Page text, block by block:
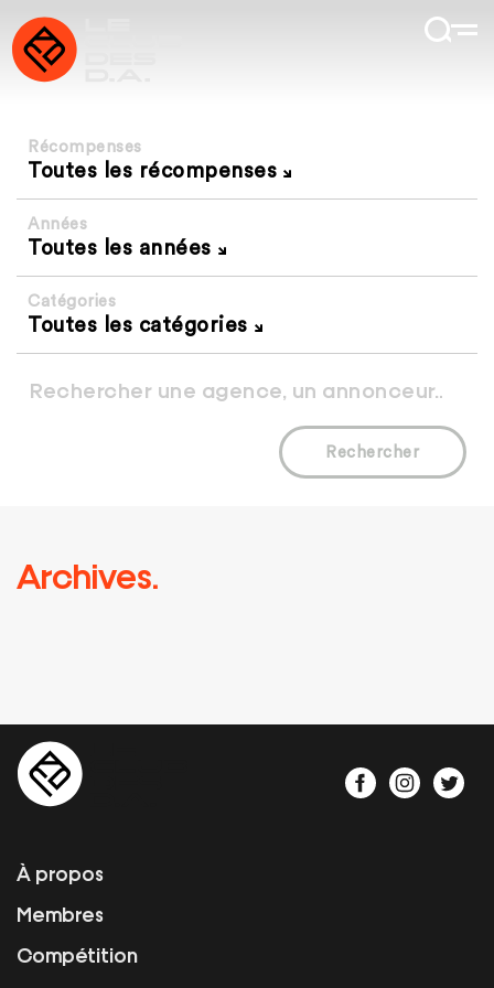
Récompenses
Toutes les récompenses
Années
Toutes les années
Catégories
Toutes les catégories
Rechercher
Archives.
À propos
Membres
Compétition